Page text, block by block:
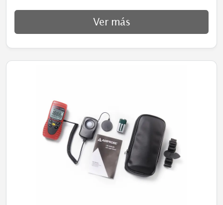
Ver más